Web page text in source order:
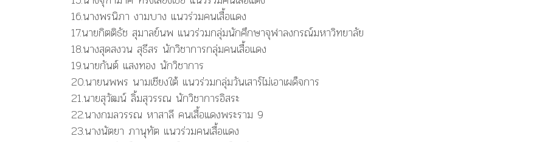
16.นางพรนิภา งามบาง แนวร่วมคนเสื้อแดง
17.นายกิตติธัช สุมาลย์นพ แนวร่วมกลุ่มนักศึกษาจุฬาลงกรณ์มหาวิทยาลัย
18.นางสุดสงวน สุธีสร นักวิชาการกลุ่มคนเสื้อแดง
19.นายกันต์ แสงทอง นักวิชาการ
20.นายนพพร นามเชียงใต้ แนวร่วมกลุ่มวันเสาร์ไม่เอาเผด็จการ
21.นายสุวัฒน์ ลิ้มสุวรรณ นักวิชาการอิสระ
22.นางกมลวรรณ หาสาลี คนเสื้อแดงพระราม 9
23.นางนัตยา ภานุทัต แนวร่วมคนเสื้อแดง